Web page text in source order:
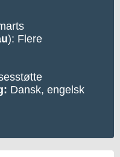
): Flere
Dansk, engelsk